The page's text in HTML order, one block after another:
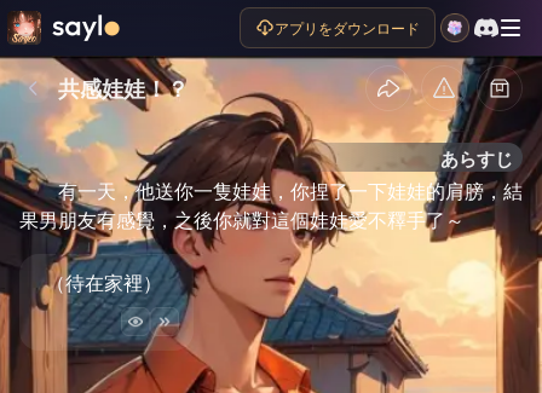
アプリをダウンロード
共感娃娃！？
あらすじ
有一天，他送你一隻娃娃，你捏了一下娃娃的肩膀，結
果男朋友有感覺，之後你就對這個娃娃愛不釋手了～
（待在家裡）